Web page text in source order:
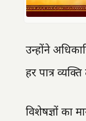
उन्होंने
हर पात्र
विशेषज्ञों का